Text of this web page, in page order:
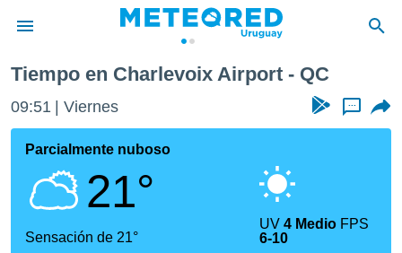
de
ha
que se
calidad.
a este
Tiempo en Charlevoix Airport - QC
09:51 Viernes ...
Parcialmente nuboso
21°
Sensación de 21°
UV4 Medio FPS
6-10